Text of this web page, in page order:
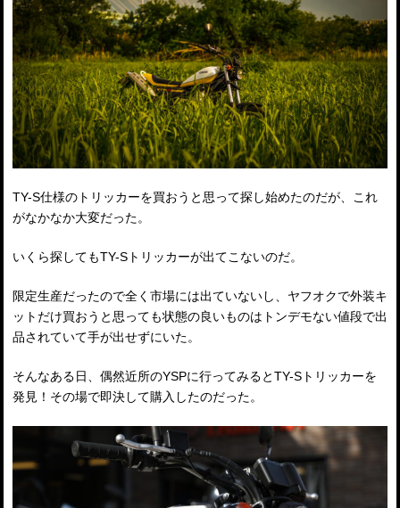
TY-S仕様のトリッカーを買おうと思って探し始めたのだが、これ
がなかなか大変だった。
いくら探してもTY-Sトリッカーが出てこないのだ。
限定生産だったので全く市場には出ていないし、ヤフオクで外装キ
ットだけ買おうと思っても状態の良いものはトンデモない値段で出
品されていて手が出せずにいた。
そんなある日、偶然近所のYSPに行ってみるとTY-Sトリッカーを
発見！その場で即決して購入したのだった。